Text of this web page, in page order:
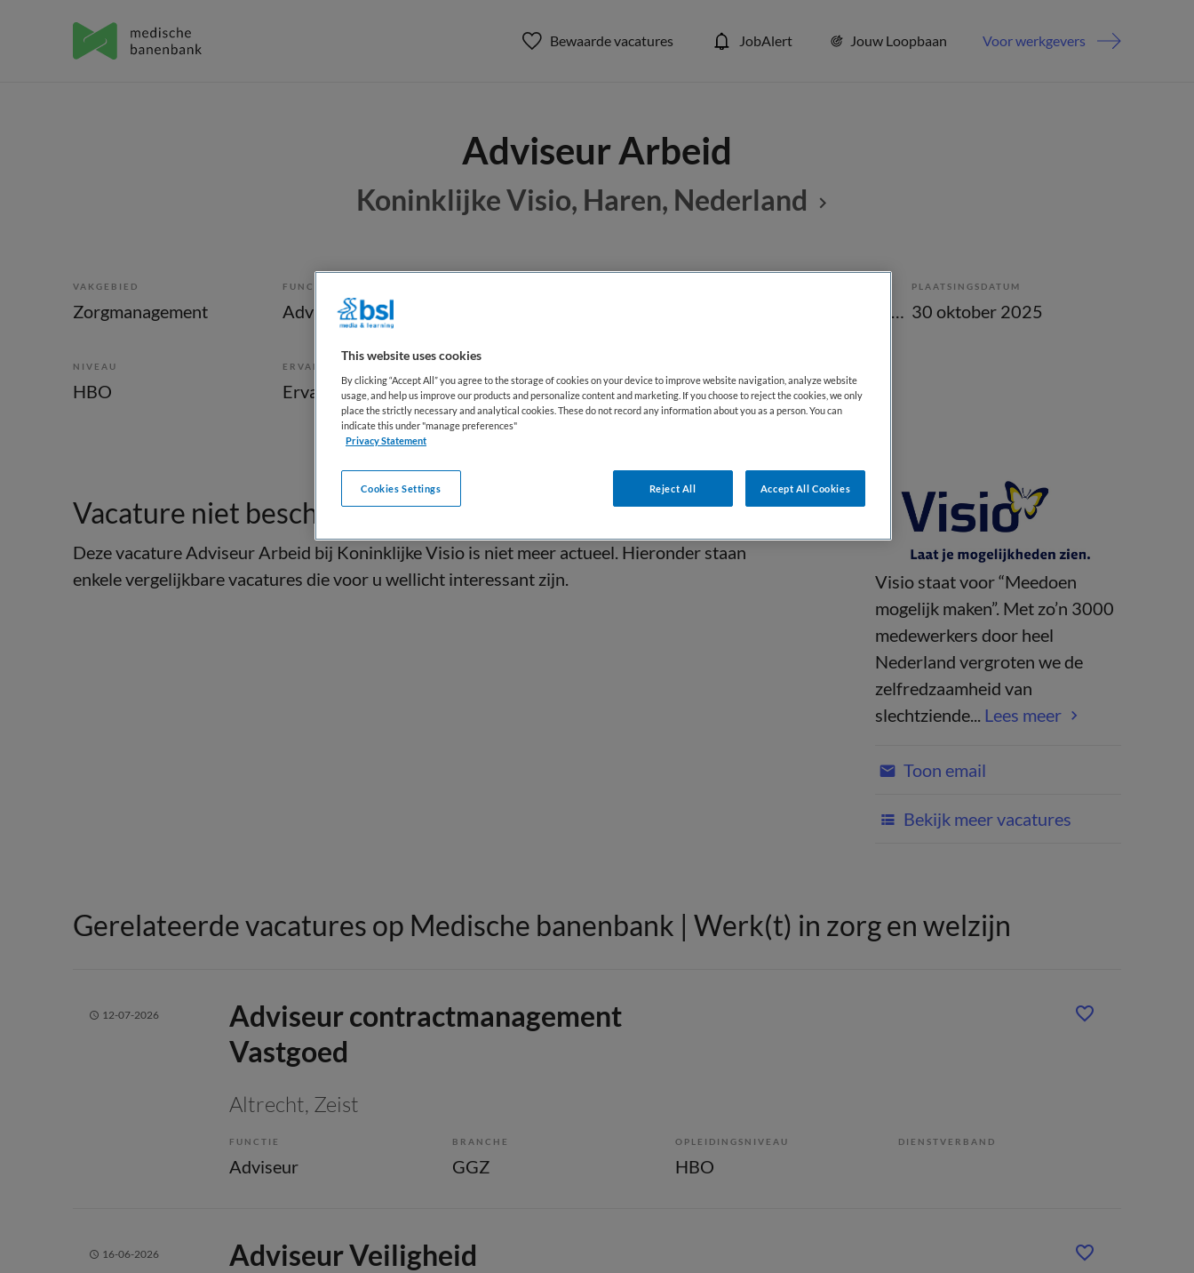
Bewaarde vacatures JobAlert Jouw Loopbaan Voor werkgevers
Adviseur Arbeid
Koninklijke Visio, Haren, Nederland
VAKGEBIED
Zorgmanagement
FUNCTIE
Adviseur Tijdelijk met uitzicht op vast
PLAATSINGSDATUM
30 oktober 2025
NIVEAU
HBO
ERVARING
Ervaren Niet nader bepaald
Vacature niet beschikbaar
Deze vacature Adviseur Arbeid bij Koninklijke Visio is niet meer actueel. Hieronder staan
enkele vergelijkbare vacatures die voor u wellicht interessant zijn.
Visio staat voor “Meedoen
mogelijk maken”. Met zo’n 3000
medewerkers door heel
Nederland vergroten we de
zelfredzaamheid van
slechtziende... Lees meer
Toon email
Bekijk meer vacatures
Gerelateerde vacatures op Medische banenbank | Werk(t) in zorg en welzijn
12-07-2026
Adviseur contractmanagement
Vastgoed
Altrecht, Zeist
FUNCTIE
Adviseur
BRANCHE
GGZ
OPLEIDINGSNIVEAU
HBO
DIENSTVERBAND
16-06-2026 Adviseur Veiligheid
This website uses cookies
By clicking “Accept All” you agree to the storage of cookies on your device to improve website navigation, analyze website
usage, and help us improve our products and personalize content and marketing. If you choose to reject the cookies, we only
place the strictly necessary and analytical cookies. These do not record any information about you as a person. You can
indicate this under "manage preferences"
Privacy Statement
Reject All Accept All Cookies
Cookies Settings